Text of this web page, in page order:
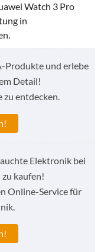
Watch 3 Pro
in
Produkte und erlebe
Detail!
entdecken.
Elektronik bei
zu kaufen!
Online-Service für